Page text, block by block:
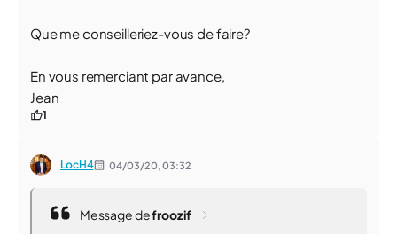
Que me conseilleriez-vous de faire?
En vous remerciant par avance,
Jean
1
LocH4 04/03/20,03:32
Message defroozif